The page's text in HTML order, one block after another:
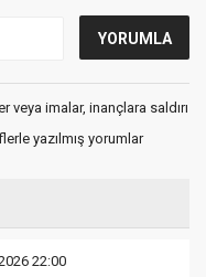
imalar, inançlara saldırı
yazılmış yorumlar
22:00